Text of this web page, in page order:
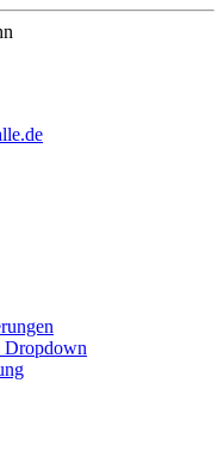
Dropdown